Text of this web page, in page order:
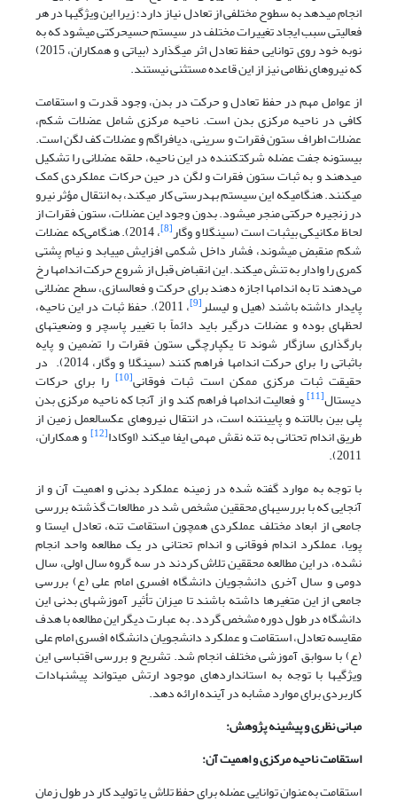
انجام می­دهد به سطوح مختلفی از تعادل نیاز دارد؛ زیرا این ویژگی­ها در هر
فعالیتی سبب ایجاد تغییرات مختلف در سیستم حسی­حرکتی می­شود که به
نوبه خود روی توانایی حفظ تعادل اثر می­گذارد (بیاتی و همکاران، 2015)
که نیروهای نظامی نیز از این قاعده مستثنی نیستند.
از عوامل مهم در حفظ تعادل و حرکت در بدن، وجود قدرت و استقامت
کافی در ناحیه مرکزی بدن است. ناحیه مرکزی شامل عضلات شکم،
عضلات اطراف ستون فقرات و سرینی، دیافراگم و عضلات کف لگن است.
بیست­ونه جفت عضله شرکت­کننده در این ناحیه، حلقه عضلانی را تشکیل
می­دهند و به ثبات ستون فقرات و لگن در حین حرکات عملکردی کمک
می­کنند. هنگامی­که این سیستم به­درستی کار می­کند، به انتقال مؤثر نیرو
در زنجیره حرکتی منجر می­شود. بدون وجود این عضلات، ستون فقرات از
لحاظ مکانیکی بی­ثبات است (سینگلا و وگار[8] ، 2014). هنگامی‌که عضلات
شکم منقبض می­شوند، فشار داخل شکمی افزایش می­یابد و نیام پشتی
کمری را وادار به تنش می­کند. این انقباض قبل از شروع حرکت اندام­ها رخ
می‌دهند تا به اندام­ها اجازه دهند برای حرکت و فعال­سازی، سطح عضلانی
پایدار داشته باشند (هیل و لیسلر[9] ، 2011). حفظ ثبات در این ناحیه،
لحظه­ای بوده و عضلات درگیر باید دائماً با تغییر پاسچر و وضعیت­های
بارگذاری سازگار شوند تا یکپارچگی ستون فقرات را تضمین و پایه
باثباتی را برای حرکت اندام­ها فراهم کنند (سینگلا و وگار، 2014). در
حقیقت ثبات مرکزی ممکن است ثبات فوقانی[10] را برای حرکات
دیستال[11] و فعالیت اندام­ها فراهم کند و از آنجا که ناحیه مرکزی بدن
پلی بین بالاتنه و پایین­تنه است، در انتقال نیروهای عکس­العمل زمین از
طریق اندام تحتانی به تنه نقش مهمی ایفا می­کند (اوکادا[12] و همکاران،
2011).
با توجه به موارد گفته شده در زمینه عملکرد بدنی و اهمیت آن و از
آنجایی که با بررسی­های محققین مشخص شد در مطالعات گذشته بررسی
جامعی از ابعاد مختلف عملکردی همچون استقامت تنه، تعادل ایستا و
پویا، عملکرد اندام فوقانی و اندام تحتانی در یک مطالعه واحد انجام
نشده، در این مطالعه محققین تلاش کردند در سه گروه سال اولی، سال
دومی و سال آخری دانشجویان دانشگاه افسری امام علی (ع) بررسی
جامعی از این متغیرها داشته باشند تا میزان تأثیر آموزش­های بدنی این
دانشگاه در طول دوره مشخص گردد. به عبارت دیگر این مطالعه با هدف
مقایسه تعادل، استقامت و عملکرد دانشجویان دانشگاه افسری امام علی
(ع) با سوابق آموزشی مختلف انجام شد. تشریح و بررسی اقتباسی این
ویژگی­ها با توجه به استانداردهای موجود ارتش می­تواند پیشنهادات
کاربردی برای موارد مشابه در آینده ارائه دهد.
مبانی نظری و پیشینه پژوهش:
استقامت ناحیه مرکزی و اهمیت آن:
استقامت به‌عنوان توانایی عضله برای حفظ تلاش یا تولید کار در طول زمان